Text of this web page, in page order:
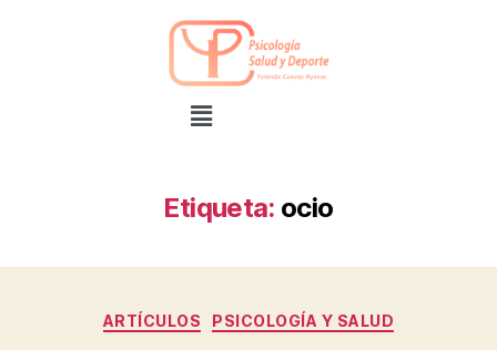
Etiqueta: ocio
ARTÍCULOS PSICOLOGÍA Y SALUD